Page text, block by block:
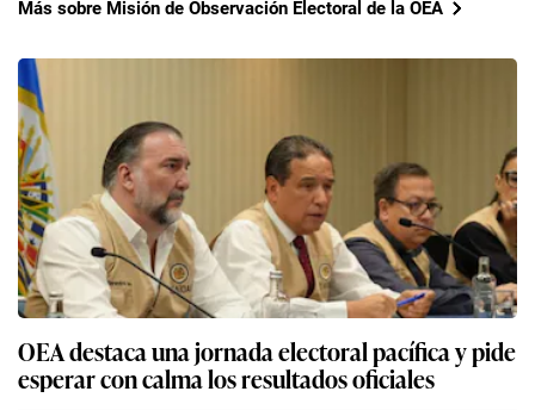
Más sobre Misión de Observación Electoral de la OEA
OEA destaca una jornada electoral pacífica y pide
esperar con calma los resultados oficiales